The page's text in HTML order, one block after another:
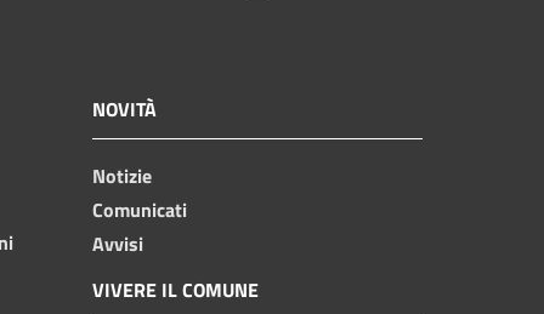
NOVITÀ
Notizie
Comunicati
Avvisi
VIVERE IL COMUNE